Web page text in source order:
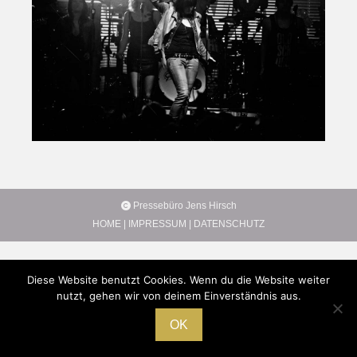
Pressebüro Jens Hirsch
HOME
IMPRESSUM DATENSCHUTZ
Diese Website benutzt Cookies. Wenn du die Website weiter
nutzt, gehen wir von deinem Einverständnis aus.
OK